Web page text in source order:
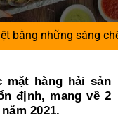
những sáng chế
mặt hàng hải sản
định, mang về 2
2021.